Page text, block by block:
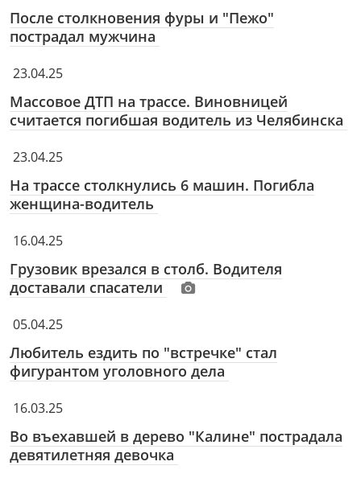
После столкновения фуры и "Пежо"
пострадал мужчина
23.04.25
Массовое ДТП на трассе. Виновницей
считается погибшая водитель из Челябинска
23.04.25
На трассе столкнулись 6 машин. Погибла
женщина-водитель
16.04.25
Грузовик врезался в столб. Водителя
доставали спасатели
05.04.25
Любитель ездить по "встречке" стал
фигурантом уголовного дела
16.03.25
Во въехавшей в дерево "Калине" пострадала
девятилетняя девочка